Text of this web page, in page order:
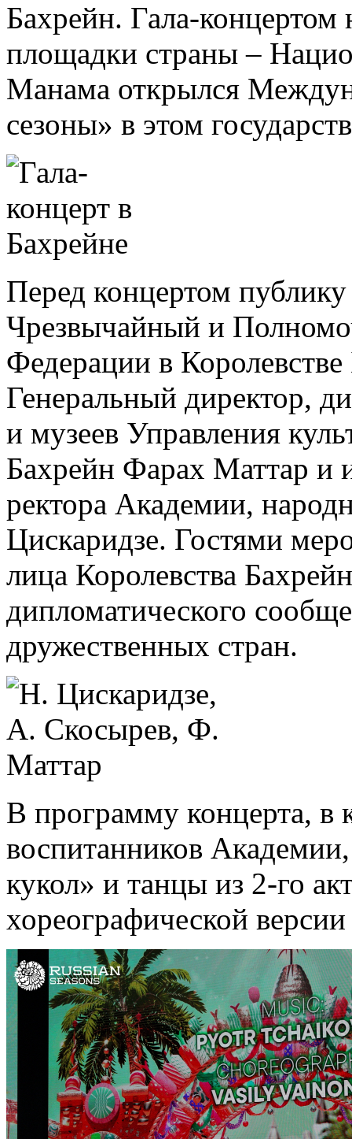
Бахрейн. Гала-концертом
площадки страны –
Манама открылся
сезоны» в этом
Перед концертом
Чрезвычайный и
Федерации в
Генеральный директор,
и музеев Управления
Бахрейн Фарах Маттар и
ректора Академии,
Цискаридзе. Гостями
лица Королевства
дипломатического
дружественных стран.
В программу концерта, в
воспитанников
кукол» и танцы из 2-го
хореографической